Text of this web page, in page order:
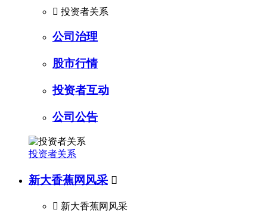
 投资者关系
公司治理
股市行情
投资者互动
公司公告
投资者关系
新大香蕉网风采 
 新大香蕉网风采